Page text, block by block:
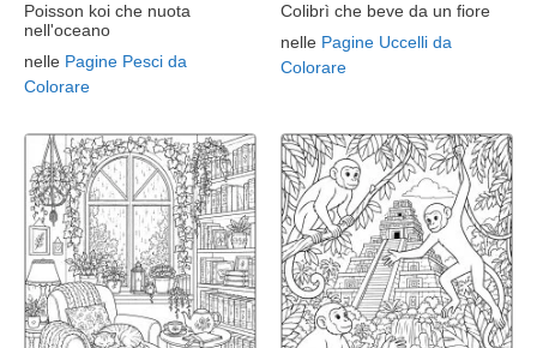
Poisson koi che nuota
nell'oceano
nelle Pagine Pesci da
Colorare
Colibrì che beve da un fiore
nelle Pagine Uccelli da
Colorare